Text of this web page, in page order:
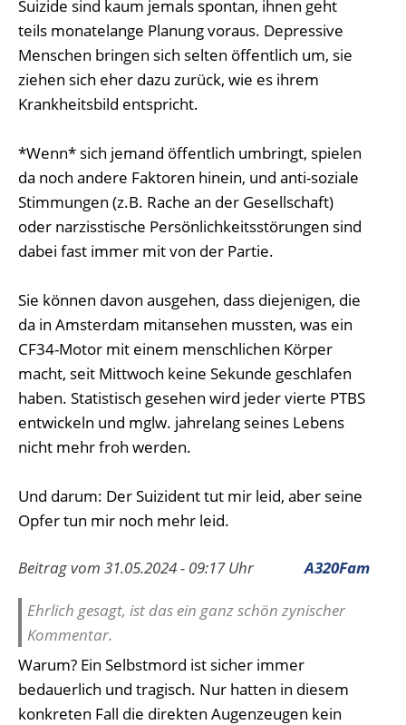
Suizide sind kaum jemals spontan, ihnen geht
teils monatelange Planung voraus. Depressive
Menschen bringen sich selten öffentlich um, sie
ziehen sich eher dazu zurück, wie es ihrem
Krankheitsbild entspricht.
*Wenn* sich jemand öffentlich umbringt, spielen
da noch andere Faktoren hinein, und anti-soziale
Stimmungen (z.B. Rache an der Gesellschaft)
oder narzisstische Persönlichkeitsstörungen sind
dabei fast immer mit von der Partie.
Sie können davon ausgehen, dass diejenigen, die
da in Amsterdam mitansehen mussten, was ein
CF34-Motor mit einem menschlichen Körper
macht, seit Mittwoch keine Sekunde geschlafen
haben. Statistisch gesehen wird jeder vierte PTBS
entwickeln und mglw. jahrelang seines Lebens
nicht mehr froh werden.
Und darum: Der Suizident tut mir leid, aber seine
Opfer tun mir noch mehr leid.
Beitrag vom 31.05.2024 - 09:17 Uhr A320Fam
Ehrlich gesagt, ist das ein ganz schön zynischer
Kommentar.
Warum? Ein Selbstmord ist sicher immer
bedauerlich und tragisch. Nur hatten in diesem
konkreten Fall die direkten Augenzeugen kein